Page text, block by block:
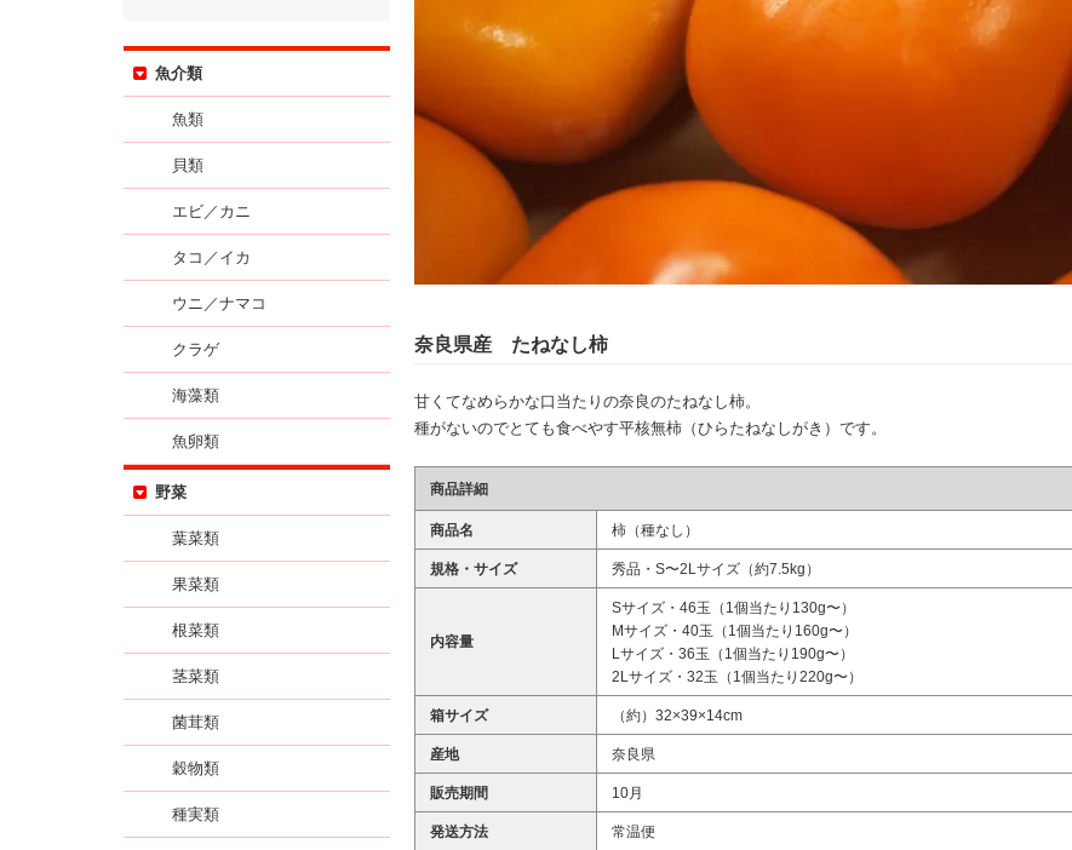
奈良県産 たねなし柿
甘くてなめらかな口当たりの奈良のたねなし柿。
種がないのでとても食べやす平核無柿（ひらたねなしがき）です。
商品詳細
商品名 柿（種なし）
規格・サイズ 秀品・S〜2Lサイズ（約7.5kg）
内容量
Sサイズ・46玉（1個当たり130g〜）
Mサイズ・40玉（1個当たり160g〜）
Lサイズ・36玉（1個当たり190g〜）
2Lサイズ・32玉（1個当たり220g〜）
箱サイズ （約）32×39×14cm
産地 奈良県
販売期間 10月
発送方法 常温便
魚介類
魚類
貝類
エビ／カニ
タコ／イカ
ウニ／ナマコ
クラゲ
海藻類
魚卵類
野菜
葉菜類
果菜類
根菜類
茎菜類
菌茸類
穀物類
種実類